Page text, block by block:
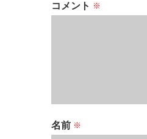
コメント ※
名前 ※